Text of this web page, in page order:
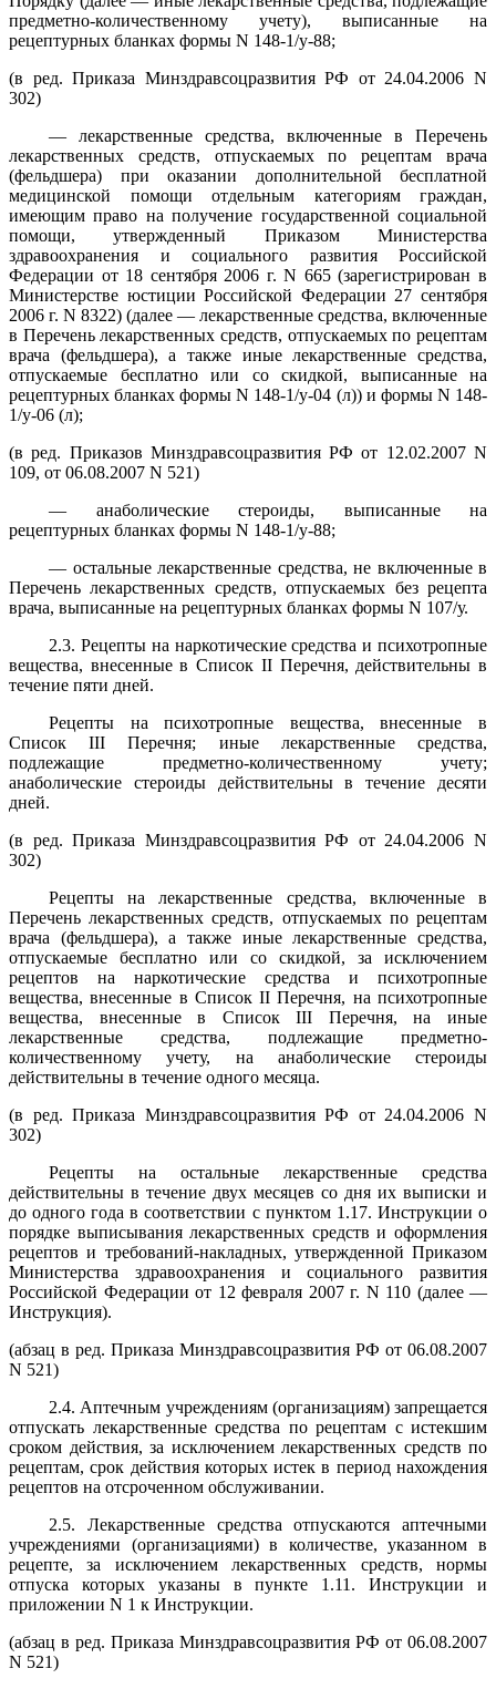
предметно-количественному учету), выписанные на
рецептурных бланках формы N 148-1/у-88;
(в ред. Приказа Минздравсоцразвития РФ от 24.04.2006 N
302)
— лекарственные средства, включенные в Перечень
лекарственных средств, отпускаемых по рецептам врача
(фельдшера) при оказании дополнительной бесплатной
медицинской помощи отдельным категориям граждан,
имеющим право на получение государственной социальной
помощи, утвержденный Приказом Министерства
здравоохранения и социального развития Российской
Федерации от 18 сентября 2006 г. N 665 (зарегистрирован в
Министерстве юстиции Российской Федерации 27 сентября
2006 г. N 8322) (далее — лекарственные средства, включенные
в Перечень лекарственных средств, отпускаемых по рецептам
врача (фельдшера), а также иные лекарственные средства,
отпускаемые бесплатно или со скидкой, выписанные на
рецептурных бланках формы N 148-1/у-04 (л)) и формы N 148-
1/у-06 (л);
(в ред. Приказов Минздравсоцразвития РФ от 12.02.2007 N
109, от 06.08.2007 N 521)
— анаболические стероиды, выписанные на
рецептурных бланках формы N 148-1/у-88;
— остальные лекарственные средства, не включенные в
Перечень лекарственных средств, отпускаемых без рецепта
врача, выписанные на рецептурных бланках формы N 107/у.
2.3. Рецепты на наркотические средства и психотропные
вещества, внесенные в Список II Перечня, действительны в
течение пяти дней.
Рецепты на психотропные вещества, внесенные в
Список III Перечня; иные лекарственные средства,
подлежащие предметно-количественному учету;
анаболические стероиды действительны в течение десяти
дней.
(в ред. Приказа Минздравсоцразвития РФ от 24.04.2006 N
302)
Рецепты на лекарственные средства, включенные в
Перечень лекарственных средств, отпускаемых по рецептам
врача (фельдшера), а также иные лекарственные средства,
отпускаемые бесплатно или со скидкой, за исключением
рецептов на наркотические средства и психотропные
вещества, внесенные в Список II Перечня, на психотропные
вещества, внесенные в Список III Перечня, на иные
лекарственные средства, подлежащие предметно-
количественному учету, на анаболические стероиды
действительны в течение одного месяца.
(в ред. Приказа Минздравсоцразвития РФ от 24.04.2006 N
302)
Рецепты на остальные лекарственные средства
действительны в течение двух месяцев со дня их выписки и
до одного года в соответствии с пунктом 1.17. Инструкции о
порядке выписывания лекарственных средств и оформления
рецептов и требований-накладных, утвержденной Приказом
Министерства здравоохранения и социального развития
Российской Федерации от 12 февраля 2007 г. N 110 (далее —
Инструкция).
(абзац в ред. Приказа Минздравсоцразвития РФ от 06.08.2007
N 521)
2.4. Аптечным учреждениям (организациям) запрещается
отпускать лекарственные средства по рецептам с истекшим
сроком действия, за исключением лекарственных средств по
рецептам, срок действия которых истек в период нахождения
рецептов на отсроченном обслуживании.
2.5. Лекарственные средства отпускаются аптечными
учреждениями (организациями) в количестве, указанном в
рецепте, за исключением лекарственных средств, нормы
отпуска которых указаны в пункте 1.11. Инструкции и
приложении N 1 к Инструкции.
(абзац в ред. Приказа Минздравсоцразвития РФ от 06.08.2007
N 521)